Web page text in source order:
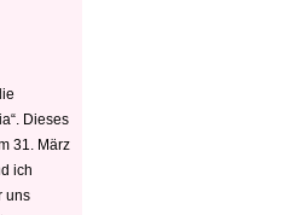
Dieses
31. März
ich
uns